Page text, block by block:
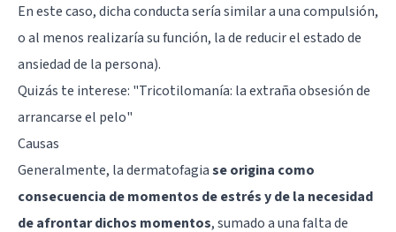
En este caso, dicha conducta sería similar a una compulsión,
o al menos realizaría su función, la de reducir el estado de
ansiedad de la persona).
Quizás te interese: "Tricotilomanía: la extraña obsesión de
arrancarse el pelo"
Causas
Generalmente, la dermatofagiase origina como
consecuencia de momentos de estrés y de la necesidad
de afrontar dichos momentos, sumado a una falta de